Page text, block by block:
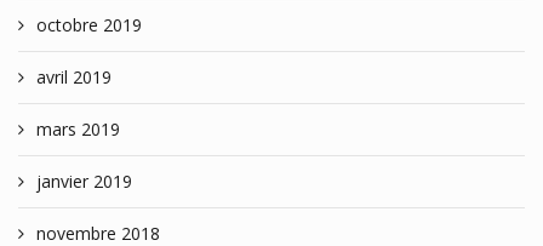
octobre 2019
avril 2019
mars 2019
janvier 2019
novembre 2018